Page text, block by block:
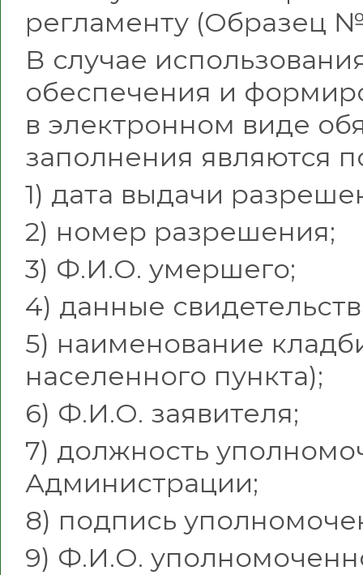
регламенту (Образец
В случае
обеспечения и
в электронном виде
заполнения являются
1) дата выдачи
2) номер разрешения;
3) Ф.И.О. умершего;
4) данные
5) наименование
населенного пункта);
6) Ф.И.О. заявителя;
7) должность
Администрации;
8) подпись
9) Ф.И.О.